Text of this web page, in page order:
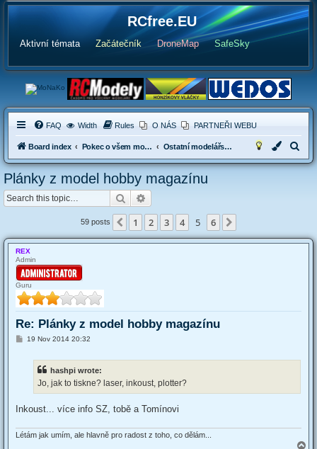
RCfree.EU
Aktivní témata Začátečník DroneMap SafeSky
FAQ Width Rules O NÁS PARTNEŘI WEBU
Board index Pokec o všem možném Ostatní modelářské diskuse
e
Plánky z model hobby magazínu
Search
59 posts Previous
1 2 3 4 5 6
REX
Admin
Guru
Re: Plánky z model hobby magazínu
P19 Nov 2014 20:32
hashpi wrote:
Jo, jak to tiskne? laser, inkoust, plotter?
Inkoust... více info SZ, tobě a Tomínovi
Létám jak umím, ale hlavně pro radost z toho, co dělám...